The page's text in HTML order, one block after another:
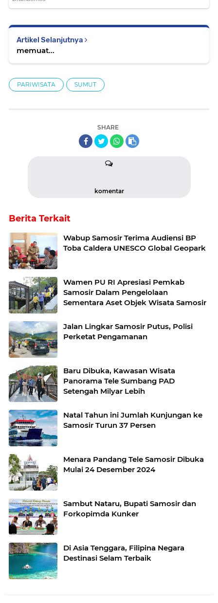
Artikel Selanjutnya
memuat...
PARIWISATA SUMUT
SHARE
komentar
Berita Terkait
Wabup Samosir Terima Audiensi BP
Toba Caldera UNESCO Global Geopark
Wamen PU RI Apresiasi Pemkab
Samosir Dalam Pengelolaan
Sementara Aset Objek Wisata Samosir
Jalan Lingkar Samosir Putus, Polisi
Perketat Pengamanan
Baru Dibuka, Kawasan Wisata
Panorama Tele Sumbang PAD
Setengah Milyar Lebih
Natal Tahun ini Jumlah Kunjungan ke
Samosir Turun 37 Persen
Menara Pandang Tele Samosir Dibuka
Mulai 24 Desember 2024
Sambut Nataru, Bupati Samosir dan
Forkopimda Kunker
Di Asia Tenggara, Filipina Negara
Destinasi Selam Terbaik